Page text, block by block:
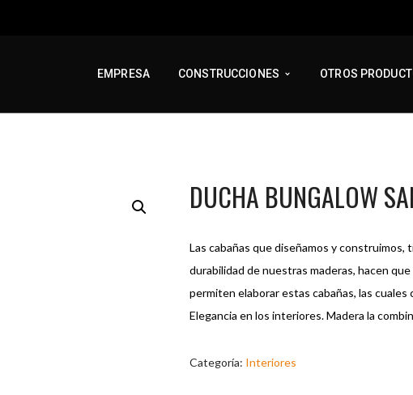
EMPRESA CONSTRUCCIONES OTROS
DUCHA BUNGALOW
Las cabañas que diseñamos y
durabilidad de nuestras maderas, hacen
permiten elaborar estas cabañas, las
Elegancia en los interiores. Madera la
Categoría: Interiores